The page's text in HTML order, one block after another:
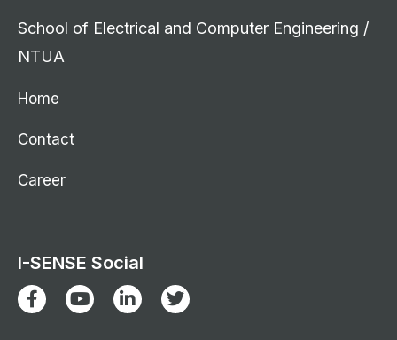
School of Electrical and Computer Engineering /
NTUA
Home
Contact
Career
I-SENSE Social